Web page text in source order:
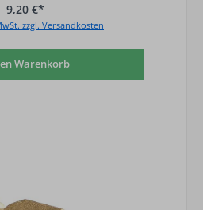
9,20 €*
zzgl. Versandkosten
Warenkorb